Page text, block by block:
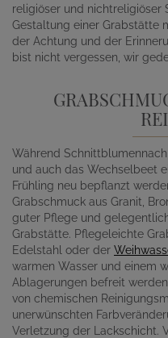
religiöser und
Gestaltung einer Grabstätte
der Achtung und der
bist nicht vergessen, wir
Während
und auch das Wechselbeet
Frühling neu bepflanzt
Grabschmuck aus Granit,
guter Pflege und
Grabstätte. Pflegeleichte
Edelstahl oder der
warmen Wasser und einem
Ablagerungen befreit
von chemischen
unerwünschten
Verletzung der Lackschicht.